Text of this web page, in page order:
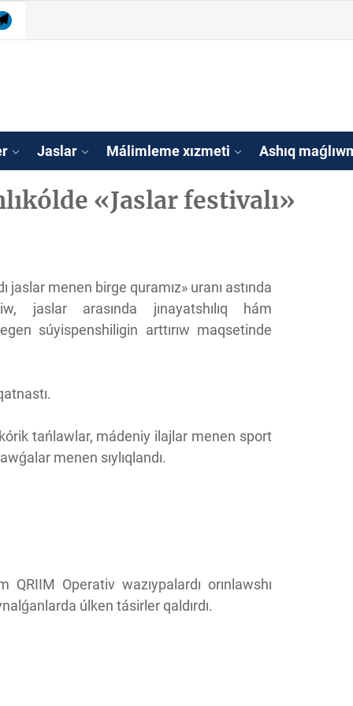
agentligi
Jaslar Málimleme xızmeti Ashıq
«Jaslar festivalı»
jaslar menen birge quramız» uranı astında
jaslar arasında jınayatshılıq hám
súyispenshiligin arttırıw maqsetinde
tańlawlar, mádeniy ilajlar menen sport
menen sıylıqlandı.
Operativ wazıypalardı orınlawshı
úlken tásirler qaldırdı.